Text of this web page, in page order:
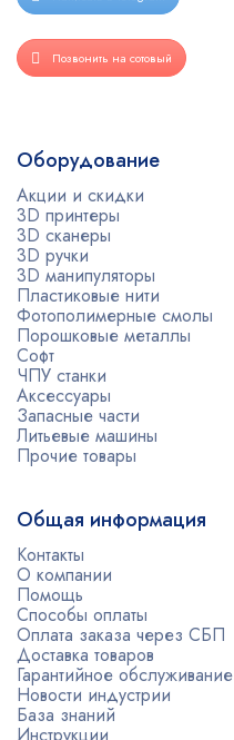
Позвонить на сотовый
Оборудование
Акции и скидки
3D принтеры
3D сканеры
3D ручки
3D манипуляторы
Пластиковые нити
Фотополимерные смолы
Порошковые металлы
Софт
ЧПУ станки
Аксессуары
Запасные части
Литьевые машины
Прочие товары
Общая информация
Контакты
О компании
Помощь
Способы оплаты
Оплата заказа через СБП
Доставка товаров
Гарантийное обслуживание
Новости индустрии
База знаний
Инструкции